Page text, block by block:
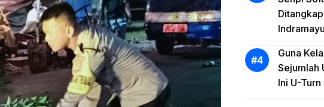
Indramayu
Guna
Sejumlah
Ini U-